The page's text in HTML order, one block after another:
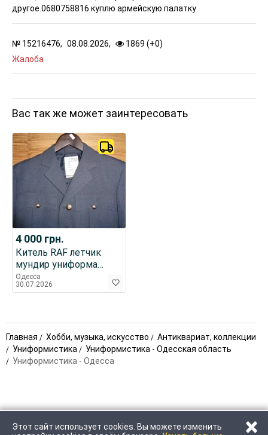
другое.0680758816 куплю армейскую палатку
№ 15216476, 08.08.2026, 1869 (+0)
Жалоба
Вас так же может заинтересовать
4 000 грн.
Китель RAF летчик
мундир униформа
авиация принц Гарри
Англия
Одесса
30.07.2026
Главная Хобби, музыка, искусство
Антиквариат, коллекции
Униформистика
Униформистика - Одесская область
Униформистика - Одесса
Этот сайт использует cookies. Вы можете изменить
×
ПОЗВОНИТЬ НАПИСАТЬ